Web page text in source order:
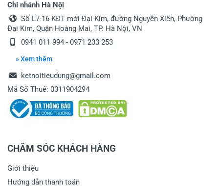
Chi nhánh Hà Nội
Số L7-16 KĐT mới Đại Kim, đường Nguyễn Xiển, Phường
Đại Kim, Quận Hoàng Mai, TP. Hà Nội, VN
0941 011 994 - 0971 233 253
» Xem thêm
ketnoitieudung@gmail.com
Mã Số Thuế: 0311904294
CHĂM SÓC KHÁCH HÀNG
Giới thiệu
Hướng dẫn thanh toán